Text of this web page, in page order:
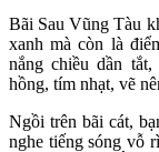
Bãi Sau Vũng Tàu
xanh mà còn là
nắng chiều dần
hồng, tím nhạt, vẽ
Ngồi trên bãi cát,
nghe tiếng sóng vỗ